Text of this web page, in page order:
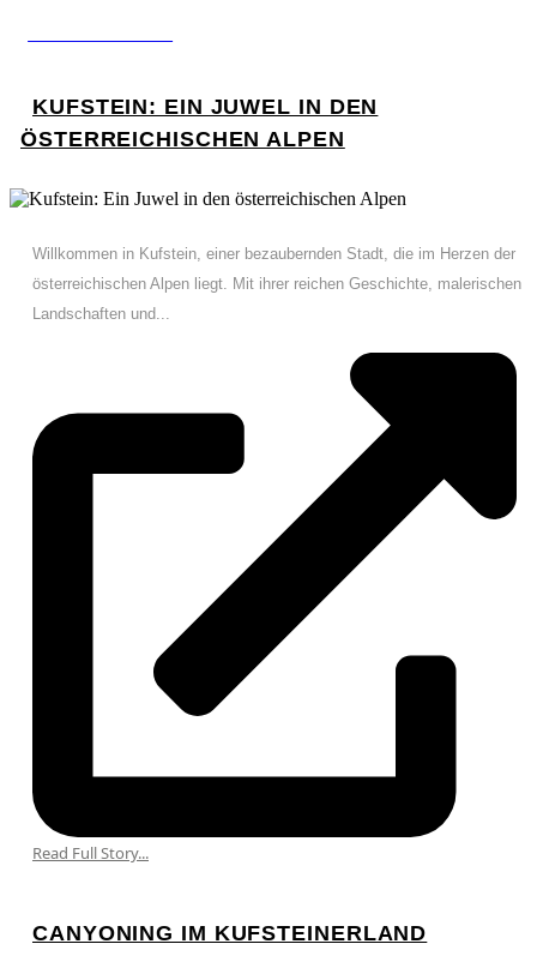
KUFSTEIN: EIN JUWEL IN DEN
ÖSTERREICHISCHEN ALPEN
Willkommen in Kufstein, einer bezaubernden Stadt, die im Herzen der
österreichischen Alpen liegt. Mit ihrer reichen Geschichte, malerischen
Landschaften und...
Read Full Story...
CANYONING IM KUFSTEINERLAND